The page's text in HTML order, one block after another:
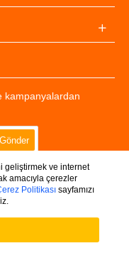
kampanyalardan
Gönder
Saklıdır.
geliştirmek ve internet
amacıyla çerezler
Politikasısayfamızı